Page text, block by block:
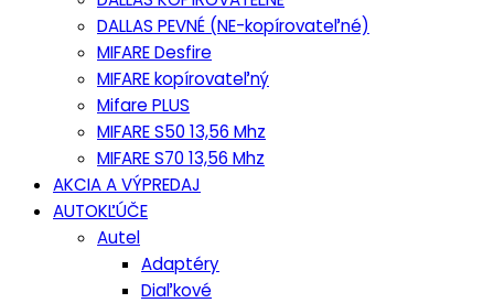
DALLAS PEVNÉ (NE-kopírovateľné)
MIFARE Desfire
MIFARE kopírovateľný
Mifare PLUS
MIFARE S50 13,56 Mhz
MIFARE S70 13,56 Mhz
AKCIA A VÝPREDAJ
AUTOKĽÚČE
Autel
Adaptéry
Diaľkové